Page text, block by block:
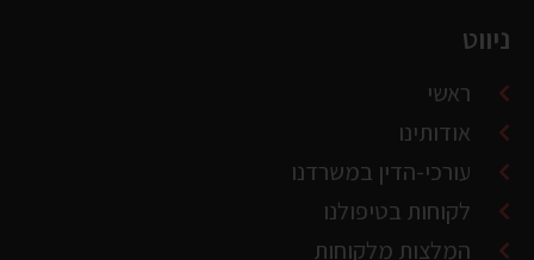
ראשי
המלצות מלקוחות
זכייה בפסקי דין